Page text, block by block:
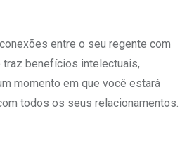
entre o seu regente com
traz benefícios intelectuais,
momento em que você estará
todos os seus relacionamentos.